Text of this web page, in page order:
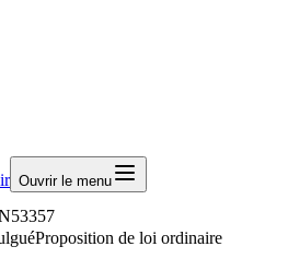
Ouvrir le menu
Proposition de loi ordinaire